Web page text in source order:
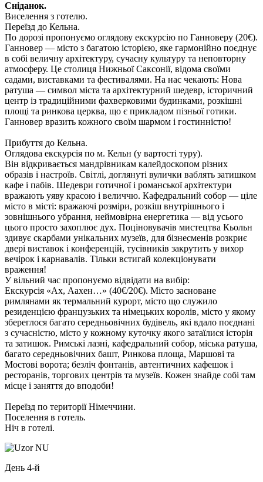
Сніданок.
Виселення з готелю.
Переїзд до Кельна.
По дорозі пропонуємо оглядову екскурсію по Ганноверу (20€).
Ганновер — місто з багатою історією, яке гармонійно поєднує
в собі величну архітектуру, сучасну культуру та неповторну
атмосферу. Це столиця Нижньої Саксонії, відома своїми
садами, виставками та фестивалями. На нас чекають: Нова
ратуша — символ міста та архітектурний шедевр, історичний
центр із традиційними фахверковими будинками, розкішні
площі та ринкова церква, що є прикладом пізньої готики.
Ганновер вразить кожного своїм шармом і гостинністю!
Прибуття до Кельна.
Оглядова екскурсія по м. Кельн (у вартості туру).
Він відкривається мандрівникам калейдоскопом різних
образів і настроїв. Світлі, доглянуті вулички ваблять затишком
кафе і пабів. Шедеври готичної і романської архітектури
вражають уяву красою і величчю. Кафедральний собор — ціле
місто в місті: вражаючі розміри, розкіш внутрішнього і
зовнішнього убрання, неймовірна енергетика — від усього
цього просто захоплює дух. Поціновувачів мистецтва Кьольн
здивує скарбами унікальних музеїв, для бізнесменів розкриє
двері виставок і конференцій, тусівників закрутить у вихор
вечірок і карнавалів. Тільки встигай колекціонувати
враження!
У вільний час пропонуємо відвідати на вибір:
Екскурсія «Ах, Аахен…» (40€/20€). Місто засноване
римлянами як термальний курорт, місто що служило
резиденцією французьких та німецьких королів, місто у якому
збереглося багато середньовічних будівель, які вдало поєднані
з сучасністю, місто у кожному куточку якого затаїлися історія
та затишок. Римські лазні, кафедральний собор, міська ратуша,
багато середньовічних башт, Ринкова площа, Маршові та
Мостові ворота; безліч фонтанів, автентичних кафешок і
ресторанів, торгових центрів та музеїв. Кожен знайде собі там
місце і заняття до вподоби!
Переїзд по території Німеччини.
Поселення в готель.
Ніч в готелі.
День 4-й